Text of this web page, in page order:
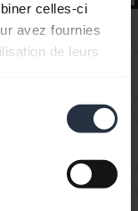
celles-ci
avez fournies
de leurs
a